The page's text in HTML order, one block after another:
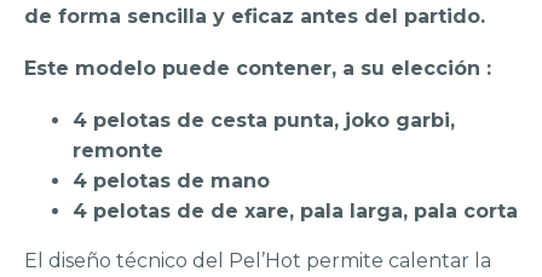
de forma sencilla y eficaz antes del partido.
Este modelo puede contener, a su elección :
4 pelotas de cesta punta, joko garbi,
remonte
4 pelotas de mano
4 pelotas de de xare, pala larga, pala corta
El diseño técnico del Pel’Hot permite calentar la